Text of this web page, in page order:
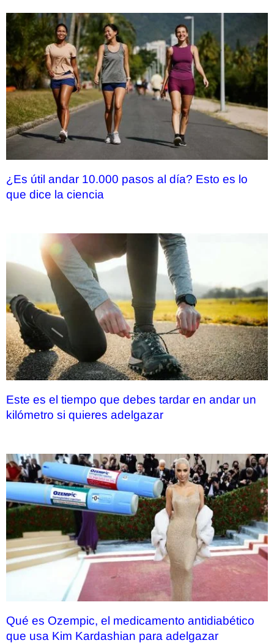
¿Es útil andar 10.000 pasos al día? Esto es lo
que dice la ciencia
Este es el tiempo que debes tardar en andar un
kilómetro si quieres adelgazar
Qué es Ozempic, el medicamento antidiabético
que usa Kim Kardashian para adelgazar